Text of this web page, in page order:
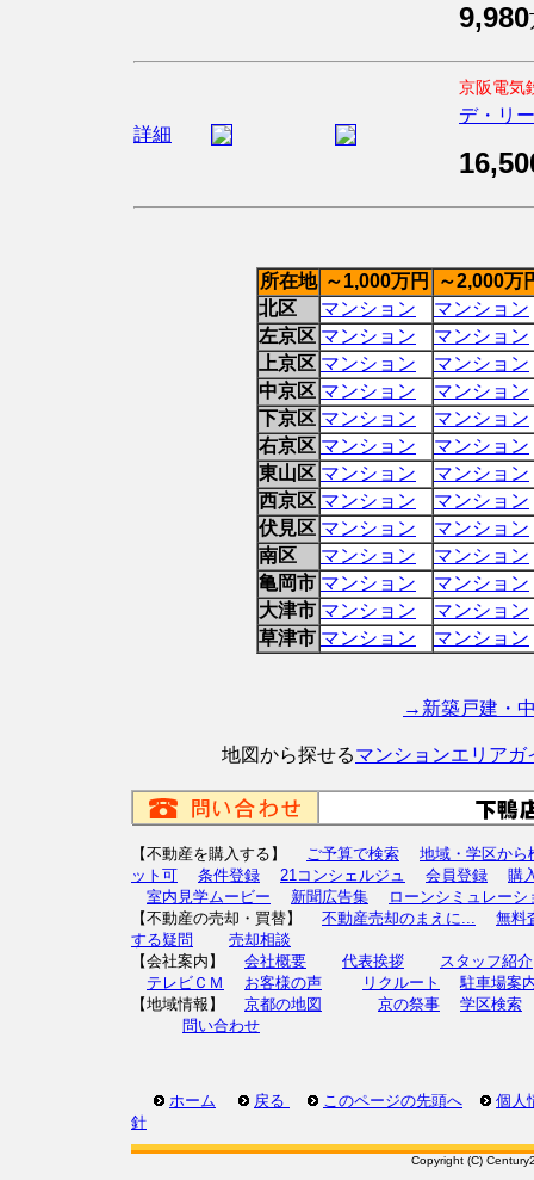
9,980
詳細
京阪電気
デ・リ
所在地 ～1,000万円
～2,000万
北区
マンション
マンション
左京区 マンション
マンション
上京区 マンション
マンション
中京区 マンション
マンション
下京区 マンション
マンション
右京区 マンション
マンション
東山区 マンション
マンション
西京区 マンション
マンション
伏見区 マンション
マンション
南区
マンション
マンション
亀岡市 マンション
マンション
大津市 マンション
マンション
草津市 マンション マンション
→新築戸建・
地図から探せるマンションエリアガ
【不動産を購入する】 ご予算で検索
地域・学区から
ット可
条件登録 21コンシェルジュ 会員登録
購
室内見学ムービー
新聞広告集
ローンシミュレーシ
【不動産の売却・買替】 不動産売却のまえに...
無料
する疑問
売却相談
【会社案内】 会社概要 代表挨拶
スタッフ紹介
テレビＣＭ
お客様の声 リクルート
駐車場案
【地域情報】 京都の地図 京の祭事
学区検索
問い合わせ
ホーム 戻る このページの先頭へ
個人
針
Copyright (C)